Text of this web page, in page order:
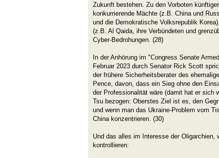
Zukunft bestehen. Zu den Vorboten
konkurrierende Mächte (z.B. China und
und die Demokratische Volksrepublik
(z.B. Al Qaida, ihre Verbündeten und
Cyber-Bedrohungen. (28)
In der Anhörung im "Congress Senate
Februar 2023 durch Senator Rick Scott
der frühere Sicherheitsberater des
Pence, davon, dass ein Sieg ohne den
der Professionalität wäre (damit hat er sich
Tsu bezogen: Oberstes Ziel ist es, den
und wenn man das Ukraine-Problem vom
China konzentrieren. (30)
Und das alles im Interesse der Oligarchien,
kontrollieren: